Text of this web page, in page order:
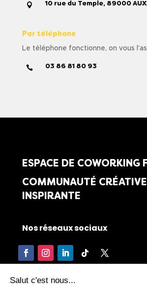
 10 rue du Temple, 89000
Par téléphone
Le téléphone fonctionne, on vous
 03 86 81 80 93
ESPACE DE COWORKING
COMMUNAUTÉ
INSPIRANTE
Nos réseaux sociaux
Salut c'est nous...